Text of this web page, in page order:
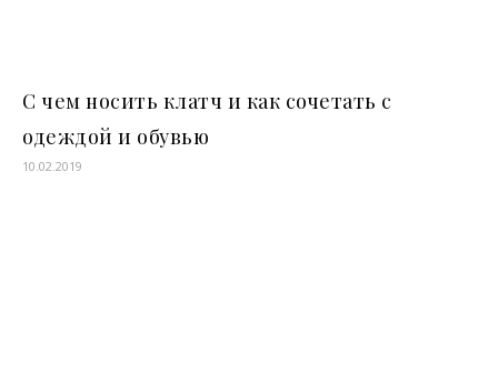
С чем носить клатч и как сочетать с
одеждой и обувью
10.02.2019